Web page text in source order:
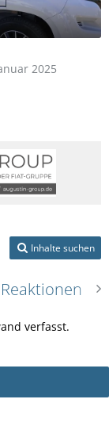
2025
Inhalte suchen
Reaktionen
verfasst.